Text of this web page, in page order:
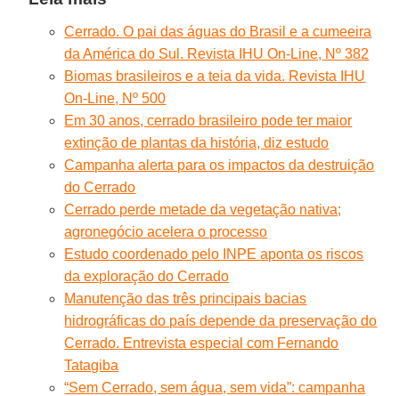
Cerrado. O pai das águas do Brasil e a cumeeira
da América do Sul. Revista IHU On-Line, Nº 382
Biomas brasileiros e a teia da vida. Revista IHU
On-Line, Nº 500
Em 30 anos, cerrado brasileiro pode ter maior
extinção de plantas da história, diz estudo
Campanha alerta para os impactos da destruição
do Cerrado
Cerrado perde metade da vegetação nativa;
agronegócio acelera o processo
Estudo coordenado pelo INPE aponta os riscos
da exploração do Cerrado
Manutenção das três principais bacias
hidrográficas do país depende da preservação do
Cerrado. Entrevista especial com Fernando
Tatagiba
“Sem Cerrado, sem água, sem vida”: campanha